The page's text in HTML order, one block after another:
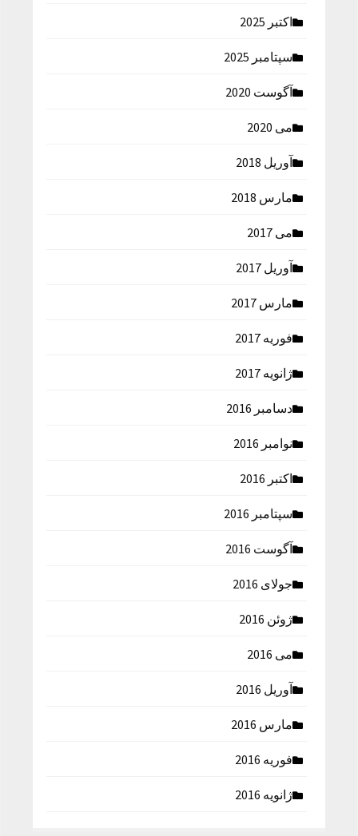
اکتبر 2025
سپتامبر 2025
آگوست 2020
می 2020
آوریل 2018
مارس 2018
می 2017
آوریل 2017
مارس 2017
فوریه 2017
ژانویه 2017
دسامبر 2016
نوامبر 2016
اکتبر 2016
سپتامبر 2016
آگوست 2016
جولای 2016
ژوئن 2016
می 2016
آوریل 2016
مارس 2016
فوریه 2016
ژانویه 2016